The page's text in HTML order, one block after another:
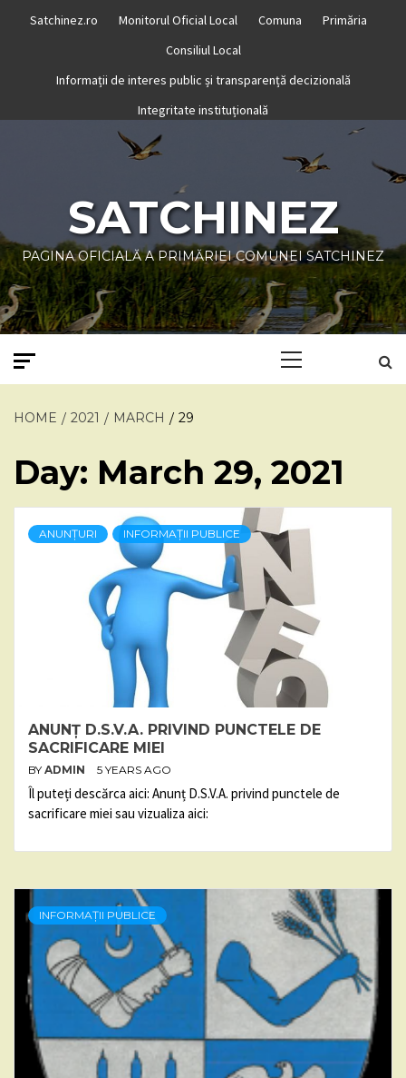
Satchinez.ro Monitorul Oficial Local Comuna
Primăria
Consiliul Local
Informații de interes public și transparență decizională
Integritate instituțională
SATCHINEZ
PAGINA OFICIALĂ A PRIMĂRIEI COMUNEI SATCHINEZ
HOME 2021 MARCH 29
Day: March 29, 2021
ANUNȚURI INFORMAȚII PUBLICE
ANUNȚ D.S.V.A. PRIVIND PUNCTELE DE
SACRIFICARE MIEI
BY ADMIN 5 YEARS AGO
Îl puteți descărca aici: Anunț D.S.V.A. privind punctele de
sacrificare miei sau vizualiza aici:
INFORMAȚII PUBLICE